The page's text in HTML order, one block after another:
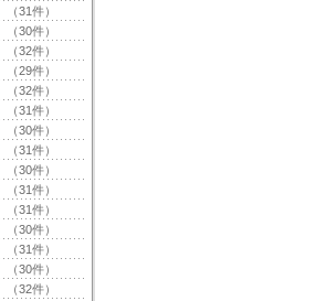
（31件）
（30件）
（32件）
（29件）
（32件）
（31件）
（30件）
（31件）
（30件）
（31件）
（31件）
（30件）
（31件）
（30件）
（32件）